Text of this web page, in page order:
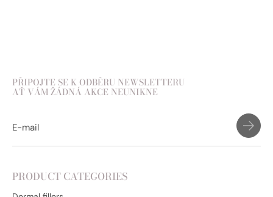
PŘIPOJTE SE K ODBĚRU NEWSLETTERU
AŤ VÁM ŽÁDNÁ AKCE NEUNIKNE
PRODUCT CATEGORIES